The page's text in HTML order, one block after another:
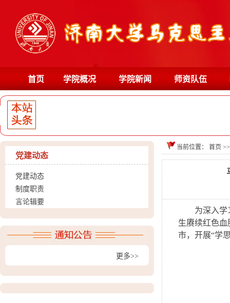
首页 学院概况 学院新闻 师资队伍
党建动态
党建动态
制度职责
言论辑要
更多>>
当前位置： 首页
为深入学
生赓续红色
市，开展“学